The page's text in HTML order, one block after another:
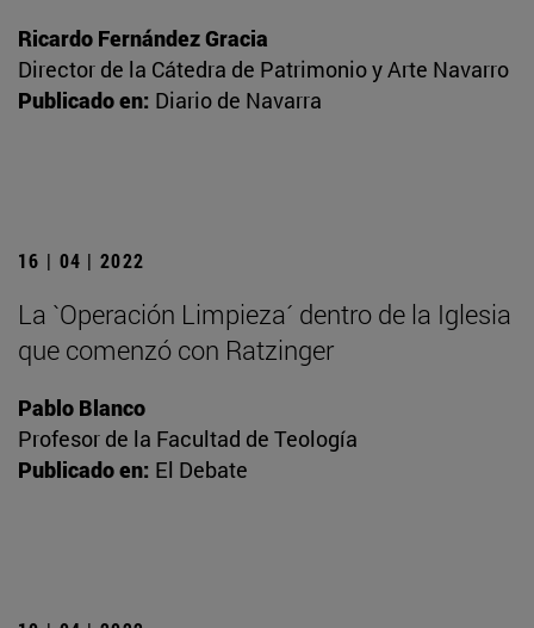
Ricardo Fernández Gracia
Director de la Cátedra de Patrimonio y Arte Navarro
Publicado en: Diario de Navarra
16 | 04 | 2022
La `Operación Limpieza´ dentro de la Iglesia
que comenzó con Ratzinger
Pablo Blanco
Profesor de la Facultad de Teología
Publicado en: El Debate